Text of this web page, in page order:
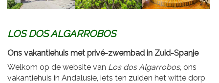
LOS DOS ALGARROBOS
Ons vakantiehuis met privé-zwembad in Zuid-Spanje
Welkom op de website van Los dos Algarrobos, ons
vakantiehuis in Andalusië, iets ten zuiden het witte dorp